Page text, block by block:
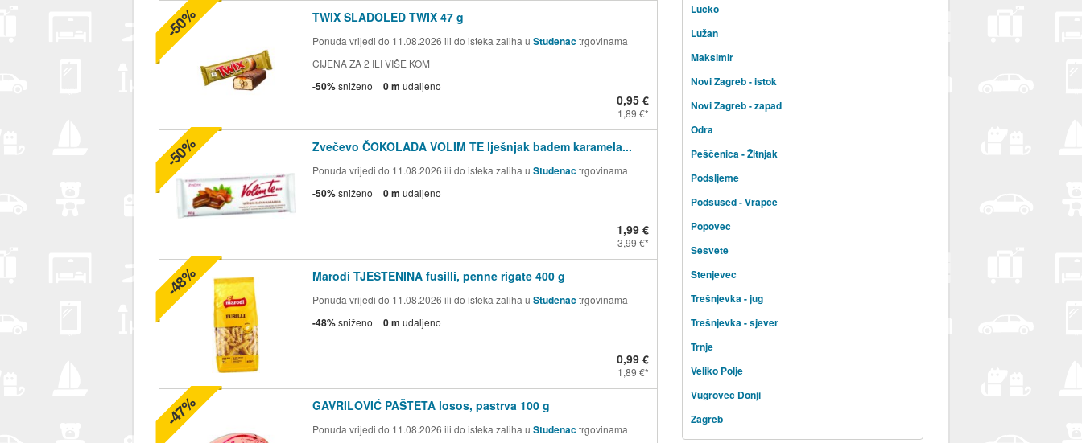
TWIX SLADOLED TWIX 47 g
Ponuda vrijedi do 11.08.2026 ili do isteka zaliha u Studenactrgovinama
CIJENA ZA 2 ILI VIŠE KOM
-50%sniženo 0 m udaljeno
0,95 €
1,89 €
-50%
Zvečevo ČOKOLADA VOLIM TE lješnjak badem karamela...
Ponuda vrijedi do 11.08.2026 ili do isteka zaliha u Studenactrgovinama
-50%sniženo 0 m udaljeno
1,99 €
3,99 €
-50%
Marodi TJESTENINA fusilli, penne rigate 400 g
Ponuda vrijedi do 11.08.2026 ili do isteka zaliha u Studenactrgovinama
-48%sniženo 0 m udaljeno
0,99 €
1,89 €
-48%
GAVRILOVIĆ PAŠTETA losos, pastrva 100 g
Ponuda vrijedi do 11.08.2026 ili do isteka zaliha u Studenactrgovinama
-47%
Lučko
Lužan
Maksimir
Novi Zagreb - istok
Novi Zagreb - zapad
Odra
Peščenica - Žitnjak
Podsljeme
Podsused - Vrapče
Popovec
Sesvete
Stenjevec
Trešnjevka - jug
Trešnjevka - sjever
Trnje
Veliko Polje
Vugrovec Donji
Zagreb